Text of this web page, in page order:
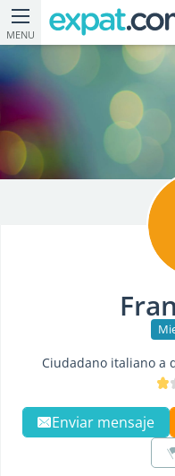
MENU
Ciudadano italiano a
Enviar mensaje